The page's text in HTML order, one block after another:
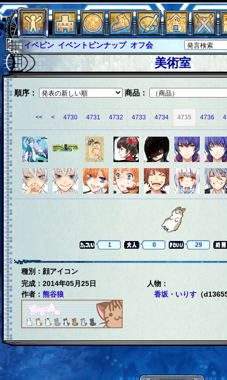
イベピン イベントピンナップ オフ会
グラシャ
グラシャ・ラボラス
グローバルジャスティス サイキックハーツ
サイキックハーツ大戦 シュラウド
ソロモン
ファイナル
アブソーバー
美術室
順序： 商品：
<< < 4730 4731 4732 4733 4734 4735 4736
1 0 29
種別：顔アイコン
完成：2014年05月25日
作者： 熊谷狼
人物：
香坂・いりす （